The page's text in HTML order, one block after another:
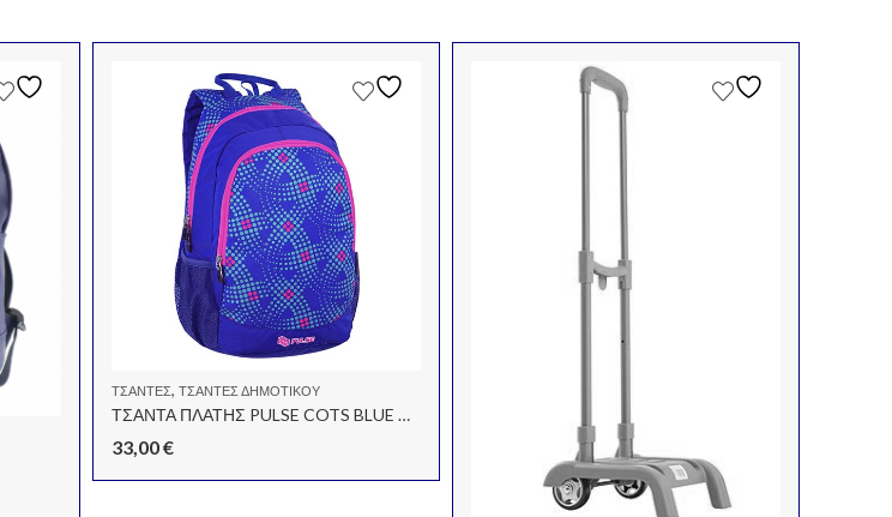
ΤΣΆΝΤΕΣ, ΤΣΑΝΤΕΣ ΔΗΜΟΤΙΚΟΥ
ΤΣΑΝΤΑ ΠΛΑΤΗΣ PULSE COTS BLUE DOTS
33,00€